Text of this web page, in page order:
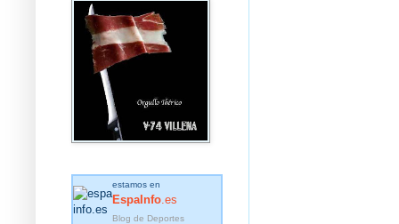
estamos en
EspaInfo .es
Blog de Deportes